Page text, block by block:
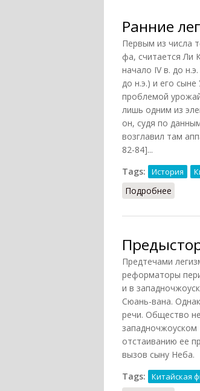
Ранние
Первым из числа
фа, считается Ли
начало IV в. до
до н.э.) и его
проблемой
лишь одним из
он, судя по
возглавил там
82-84]...
Tags:
История
Подробнее
Предтечами
реформаторы
и в
Сюань-вана.
речи. Общество
западночжоуском
отстаиванию ее
вызов сыну Неба.
Tags:
Китайская